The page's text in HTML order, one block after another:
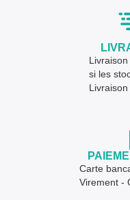
Livraison
si les
Carte
Virement -